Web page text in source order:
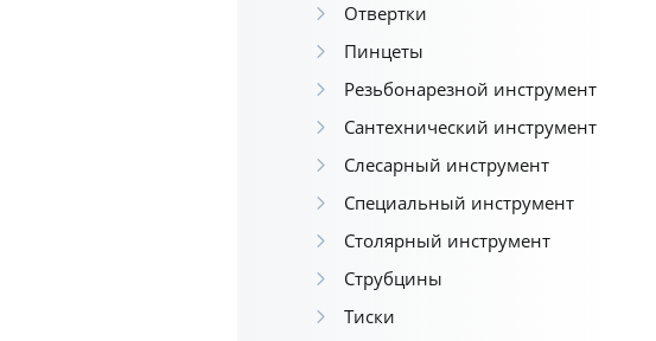
Отвертки
Пинцеты
Резьбонарезной инструмент
Сантехнический инструмент
Слесарный инструмент
Специальный инструмент
Столярный инструмент
Струбцины
Тиски